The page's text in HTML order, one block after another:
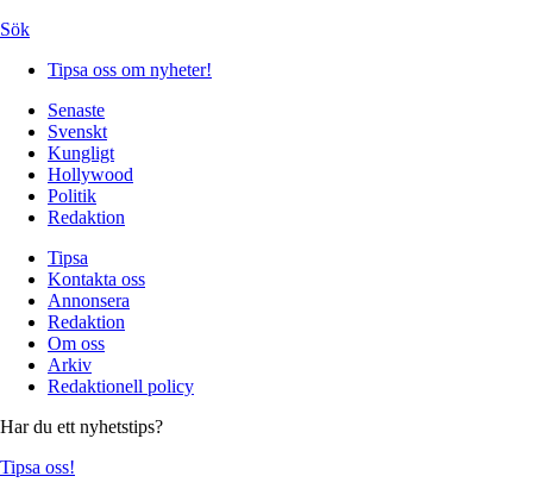
Sök
Tipsa oss om nyheter!
Senaste
Svenskt
Kungligt
Hollywood
Politik
Redaktion
Tipsa
Kontakta oss
Annonsera
Redaktion
Om oss
Arkiv
Redaktionell policy
Har du ett nyhetstips?
Tipsa oss!